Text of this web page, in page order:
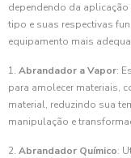
dependendo da aplicação
tipo e suas respectivas
equipamento mais
1. Abrandador a Vapor:
para amolecer materiais,
material, reduzindo sua
manipulação e
2. Abrandador Químico: